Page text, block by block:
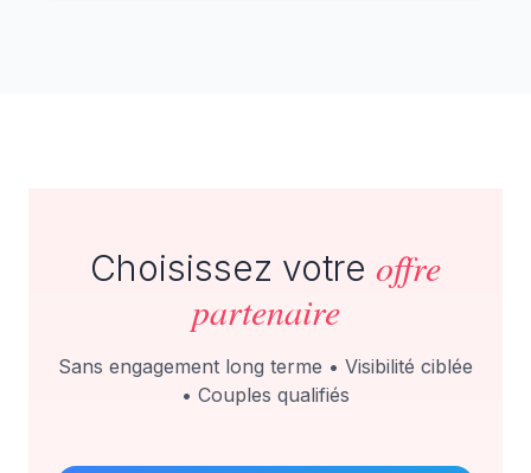
Choisissez votre offre
partenaire
Sans engagement long terme • Visibilité ciblée
• Couples qualifiés